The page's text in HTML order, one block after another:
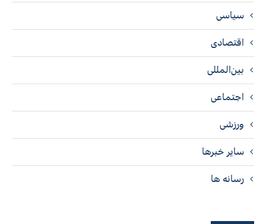
سیاسی
اقتصادی
بین‌المللی
اجتماعی
ورزشی
سایر خبرها
رسانه ها